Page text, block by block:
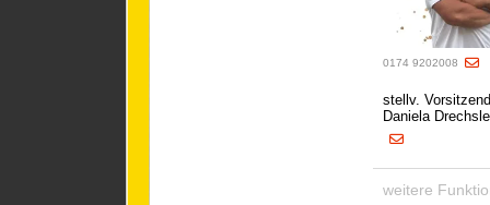
0174 9202008
stellv.
Daniela
weitere